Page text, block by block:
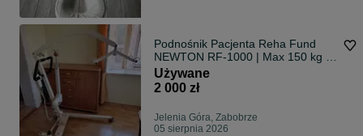
Podnośnik Pacjenta Reha Fund
NEWTON RF-1000 | Max 150 kg |
Stan Idealny
Używane
2 000 zł
Jelenia Góra, Zabobrze
05 sierpnia 2026